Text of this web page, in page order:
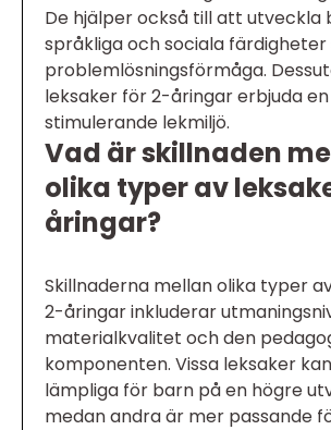
De hjälper också till att utveckla
språkliga och sociala
problemlösningsförmåga.
leksaker för 2-åringar erbjuda
stimulerande lekmiljö.
Vad är skillnaden
olika typer av
åringar?
Skillnaderna mellan olika typer
2-åringar inkluderar
materialkvalitet och den
komponenten. Vissa leksaker
lämpliga för barn på en högre
medan andra är mer passande